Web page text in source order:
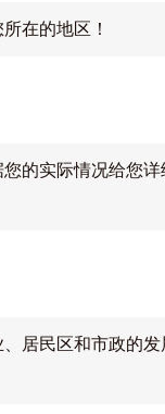
在的地区！
的实际情况给您详
居民区和市政的发